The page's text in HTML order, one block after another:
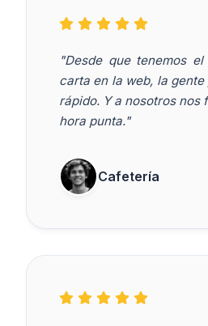
"Desde que tenemos
carta en la web, la
rápido. Y a nosotros nos
hora punta."
Cafetería